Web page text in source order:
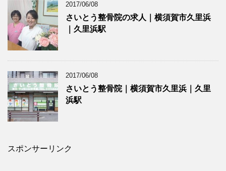
2017/06/08
さいとう整骨院の求人｜横須賀市久里浜
｜久里浜駅
2017/06/08
さいとう整骨院｜横須賀市久里浜｜久里
浜駅
スポンサーリンク